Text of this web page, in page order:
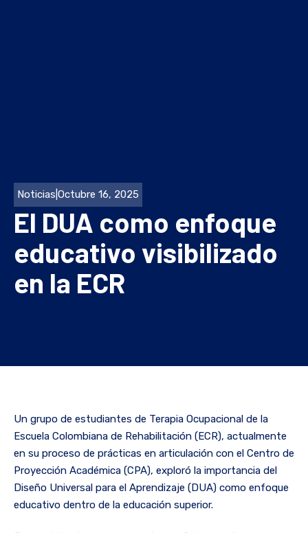
Noticias Octubre 16, 2025
El DUA como enfoque
educativo visibilizado
en la ECR
Un grupo de estudiantes de Terapia Ocupacional de la
Escuela Colombiana de Rehabilitación (ECR), actualmente
en su proceso de prácticas en articulación con el Centro de
Proyección Académica (CPA), exploró la importancia del
Diseño Universal para el Aprendizaje (DUA) como enfoque
educativo dentro de la educación superior.